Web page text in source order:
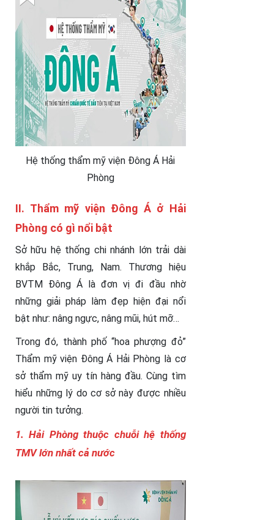
Hệ thống thẩm mỹ viện Đông Á Hải
Phòng
II. Thẩm mỹ viện Đông Á ở Hải
Phòng có gì nổi bật
Sở hữu hệ thống chi nhánh lớn trải dài
khắp Bắc, Trung, Nam. Thương hiệu
BVTM Đông Á là đơn vị đi đầu nhờ
những giải pháp làm đẹp hiện đại nổi
bật như: nâng ngực, nâng mũi, hút mỡ…
Trong đó, thành phố “hoa phượng đỏ”
Thẩm mỹ viện Đông Á Hải Phòng là cơ
sở thẩm mỹ uy tín hàng đầu. Cùng tìm
hiểu những lý do cơ sở này được nhiều
người tin tưởng.
1. Hải Phòng thuộc chuỗi hệ thống
TMV lớn nhất cả nước